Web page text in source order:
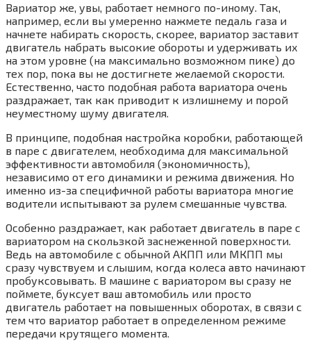
Вариатор же, увы, работает немного по-иному. Так,
например, если вы умеренно нажмете педаль газа и
начнете набирать скорость, скорее, вариатор заставит
двигатель набрать высокие обороты и удерживать их
на этом уровне (на максимально возможном пике) до
тех пор, пока вы не достигнете желаемой скорости.
Естественно, часто подобная работа вариатора очень
раздражает, так как приводит к излишнему и порой
неуместному шуму двигателя.
В принципе, подобная настройка коробки, работающей
в паре с двигателем, необходима для максимальной
эффективности автомобиля (экономичность),
независимо от его динамики и режима движения. Но
именно из-за специфичной работы вариатора многие
водители испытывают за рулем смешанные чувства.
Особенно раздражает, как работает двигатель в паре с
вариатором на скользкой заснеженной поверхности.
Ведь на автомобиле с обычной АКПП или МКПП мы
сразу чувствуем и слышим, когда колеса авто начинают
пробуксовывать. В машине с вариатором вы сразу не
поймете, буксует ваш автомобиль или просто
двигатель работает на повышенных оборотах, в связи с
тем что вариатор работает в определенном режиме
передачи крутящего момента.